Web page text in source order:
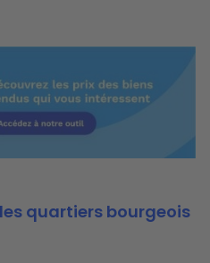
quartiers bourgeois